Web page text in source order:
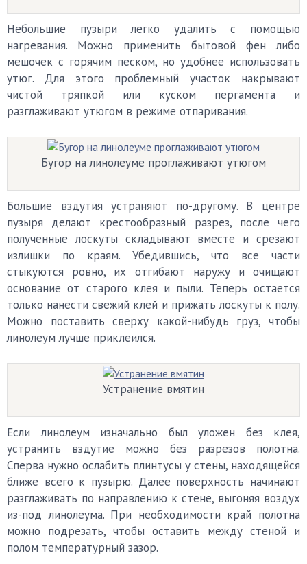
Небольшие пузыри легко удалить с помощью
нагревания. Можно применить бытовой фен либо
мешочек с горячим песком, но удобнее использовать
утюг. Для этого проблемный участок накрывают
чистой тряпкой или куском пергамента и
разглаживают утюгом в режиме отпаривания.
Бугор на линолеуме проглаживают утюгом
Большие вздутия устраняют по-другому. В центре
пузыря делают крестообразный разрез, после чего
полученные лоскуты складывают вместе и срезают
излишки по краям. Убедившись, что все части
стыкуются ровно, их отгибают наружу и очищают
основание от старого клея и пыли. Теперь остается
только нанести свежий клей и прижать лоскуты к полу.
Можно поставить сверху какой-нибудь груз, чтобы
линолеум лучше приклеился.
Устранение вмятин
Если линолеум изначально был уложен без клея,
устранить вздутие можно без разрезов полотна.
Сперва нужно ослабить плинтусы у стены, находящейся
ближе всего к пузырю. Далее поверхность начинают
разглаживать по направлению к стене, выгоняя воздух
из-под линолеума. При необходимости край полотна
можно подрезать, чтобы оставить между стеной и
полом температурный зазор.